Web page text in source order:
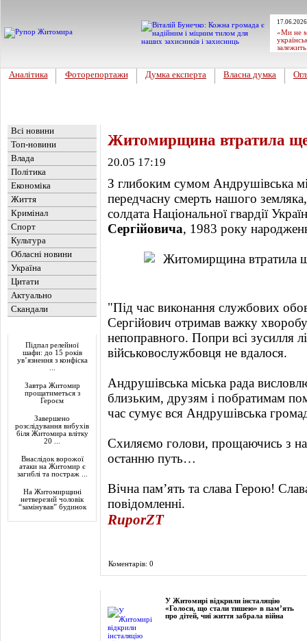
«Ми не
Аналітика Фоторепортажи Думка експерта Власна думка
Всі новини
Топ-новини
Влада
Політика
Економіка
Життя
Кримінал
Спорт
Культура
Обласні новини
Україна
Цитати
Актуально
Скандали
Підпал релейної
шафи: до 15 років
ув’язнення з конфіска
Завтра Житомир
прощатиметься з
Героєм
Завершено
розслідування вибухів
біля Житомира влітку
20 ...
Внаслідок ворожої
атаки на Житомир є
загиблі та постраж ...
На Житомирщині
нетверезий чоловік
“замінував” будинок
Житомирщина втратила ще
20.05 17:19
З глибоким сумом Андрушівська
передчасну смерть нашого
солдата Національної гвардії
Сергійовича, 1983 року
"Під час виконання службових
Сергійович отримав важку
непоправного. Попри всі зусилля
військовослужбовця не вдалося.
Андрушівська міська рада
близьким, друзям і побратимам
час сумує вся Андрушівська
Схиляємо голови, прощаючись з
останню путь…
Вічна пам’ять та слава Герою!
повідомленні.
RuporZT
Коментарів: 0
У Житомирі відкрили інсталяцію
«Голоси, що стали тишею» в пам’ять
про дітей, чиї життя забрала війна